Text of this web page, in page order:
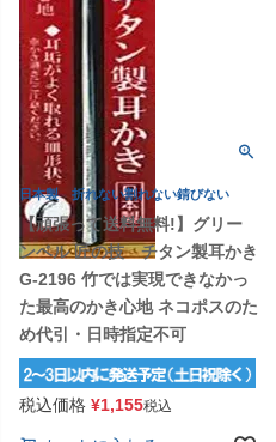
日本製 折れない割れない錆びない
【頑張って送料無料!】グリー
ンベル 匠の技 チタン製耳かき
G-2196 竹では実現できなかっ
た最高のかき心地 ネコポスのた
め代引・日時指定不可
税込価格 ¥1,155税込